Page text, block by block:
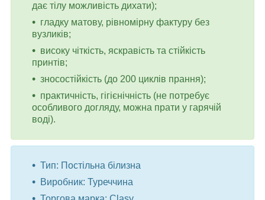
дає тілу можливість дихати);
гладку матову, рівномірну фактуру без
вузликів;
високу чіткість, яскравість та стійкість
принтів;
зносостійкість (до 200 циклів прання);
практичність, гігієнічність (не потребує
особливого догляду, можна прати у гарячій
воді).
Тип: Постільна білизна
Виробник: Туреччина